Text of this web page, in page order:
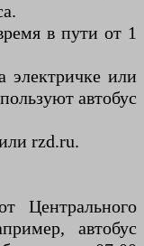
в пути от 1
электричке или
автобус
rzd.ru.
Центрального
автобус